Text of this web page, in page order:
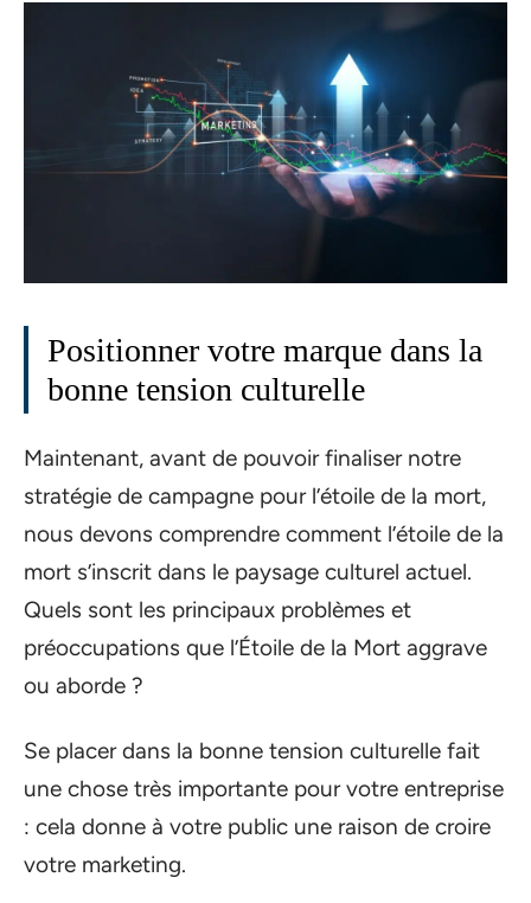
Positionner votre marque dans la
bonne tension culturelle
Maintenant, avant de pouvoir finaliser notre
stratégie de campagne pour l’étoile de la mort,
nous devons comprendre comment l’étoile de la
mort s’inscrit dans le paysage culturel actuel.
Quels sont les principaux problèmes et
préoccupations que l’Étoile de la Mort aggrave
ou aborde ?
Se placer dans la bonne tension culturelle fait
une chose très importante pour votre entreprise
: cela donne à votre public une raison de croire
votre marketing.